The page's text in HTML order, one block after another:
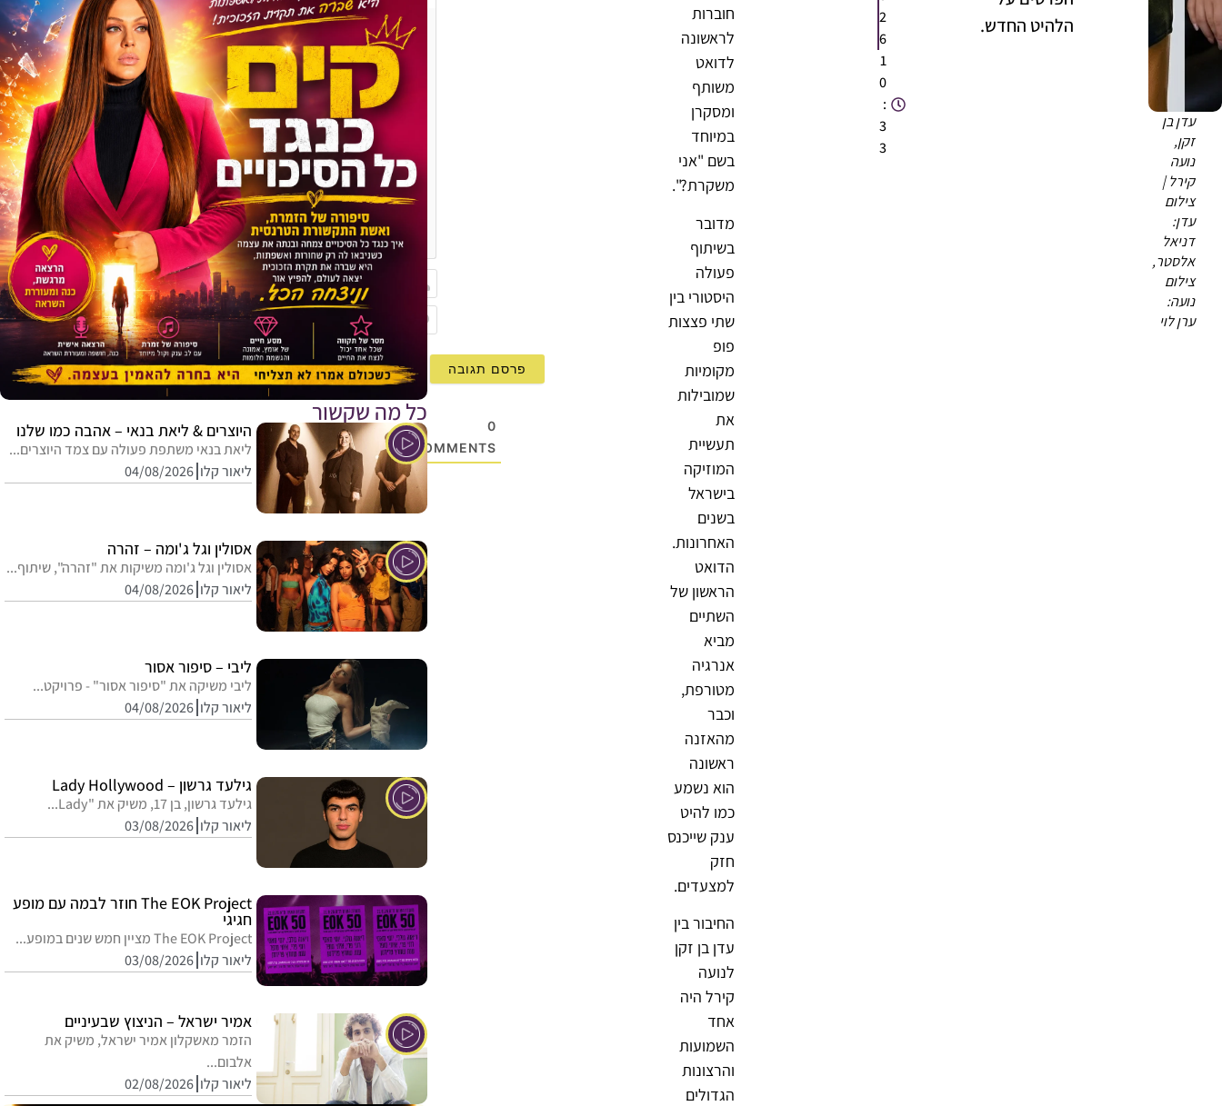
עדן בן
זקן,
נועה
קירל |
צילום
עדן:
דניאל
אלסטר,
צילום
נועה:
ערן לוי
הלהיט החדש.
2
6
1
0
:
3
3
חוברות
לראשונה
לדואט
משותף
ומסקרן
במיוחד
בשם "אני
משקרת?".
מדובר
בשיתוף
פעולה
היסטורי בין
שתי פצצות
פופ
מקומיות
שמובילות
את
תעשיית
המוזיקה
בישראל
בשנים
האחרונות.
הדואט
הראשון של
השתיים
מביא
אנרגיה
מטורפת,
וכבר
מהאזנה
ראשונה
הוא נשמע
כמו להיט
ענק שייכנס
חזק
למצעדים.
החיבור בין
עדן בן זקן
לנועה
קירל היה
אחד
השמועות
והרצונות
הגדולים
שם
0
COMMENTS
כל מה שקשור
היוצרים & ליאת בנאי – אהבה כמו שלנו
ליאת בנאי משתפת פעולה עם צמד היוצרים...
ליאור קלו 04/08/2026
אסולין וגל ג'ומה – זהרה
אסולין וגל ג'ומה משיקות את "זהרה", שיתוף...
ליאור קלו 04/08/2026
ליבי – סיפור אסור
ליבי משיקה את "סיפור אסור" - פרויקט...
ליאור קלו 04/08/2026
גילעד גרשון – Lady Hollywood
גילעד גרשון, בן 17, משיק את "Lady...
ליאור קלו 03/08/2026
The EOK Project חוזר לבמה עם מופע
חגיגי
The EOK Project מציין חמש שנים במופע...
ליאור קלו 03/08/2026
אמיר ישראל – הניצוץ שבעיניים
הזמר מאשקלון אמיר ישראל, משיק את
אלבום...
ליאור קלו 02/08/2026